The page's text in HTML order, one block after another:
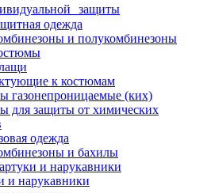
защиты
одежда
и полукомбинезоны
к костюмам
газонепроницаемые (ких)
для защиты от химических
одежда
и бахилы
и нарукавники
и нарукавники